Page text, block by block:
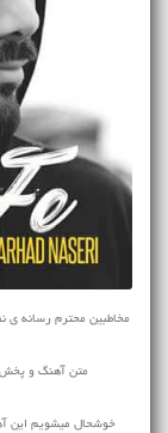
مخاطبین محترم رسانه ی
متن آهنگ و پخش
خوشحال میشویم این